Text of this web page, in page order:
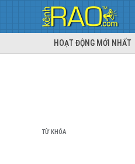
HOẠT ĐỘNG MỚI NHẤT
TỪ KHÓA